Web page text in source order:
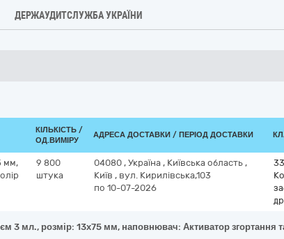
ДЕРЖАУДИТСЛУЖБА УКРАЇНИ
КІЛЬКІСТЬ /
ОД.ВИМІРУ
АДРЕСА ДОСТАВКИ / ПЕРІОД ДОСТАВКИ
мм,
9 800
штука
04080 , Україна , Київська область ,
Київ , вул. Кирилівська,103
по 10-07-2026
3 мл., розмір: 13х75 мм, наповнювач: Активатор згортання